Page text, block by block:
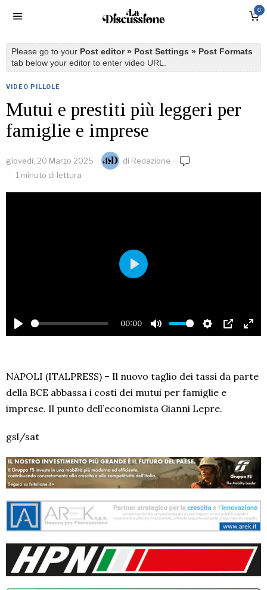
0
Please go to your Post editor » Post Settings » Post Formats
tab below your editor to enter video URL.
VIDEO PILLOLE
Mutui e prestiti più leggeri per
famiglie e imprese
giovedì, 20 Marzo 2025 di Redazione
1 minuto di lettura
PLAY
00:00
MUTE SETTINGS
PIP
PLAY
NAPOLI (ITALPRESS) – Il nuovo taglio dei tassi da parte
della BCE abbassa i costi dei mutui per famiglie e
imprese. Il punto dell’economista Gianni Lepre.
gsl/sat